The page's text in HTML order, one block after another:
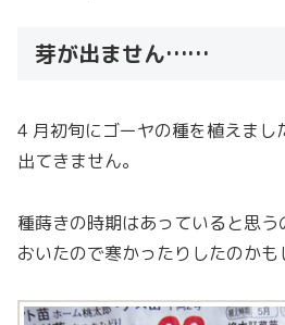
芽が出ません……
4 月初旬にゴーヤの種を植えまし
出てきません。
種蒔きの時期はあっていると思
おいたので寒かったりしたのかも